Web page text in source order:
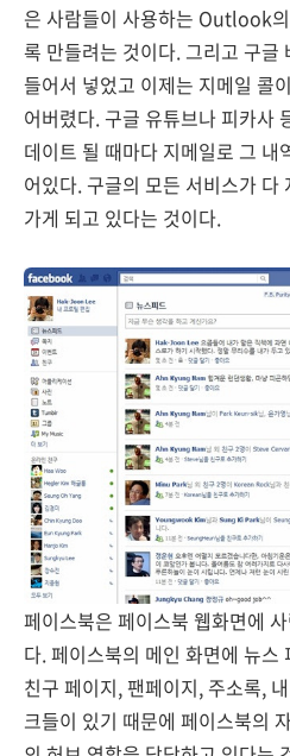
은 사람들이 사용하는 Outlook
록 만들려는 것이다. 그리고 구글
들어서 넣었고 이제는 지메일 콜
어버렸다. 구글 유튜브나 피카사
데이트 될 때마다 지메일로 그 내
어있다. 구글의 모든 서비스가 다
가게 되고 있다는 것이다.
페이스북은 페이스북 웹화면에
다. 페이스북의 메인 화면에 뉴
친구 페이지, 팬페이지, 주소록,
크들이 있기 때문에 페이스북의